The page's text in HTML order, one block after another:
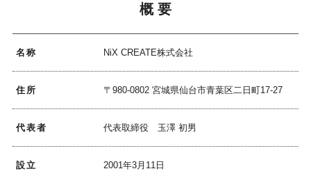
概 要
名称 NiX CREATE株式会社
住所 〒980-0802 宮城県仙台市青葉区二日町17-27
代表者 代表取締役 玉澤 初男
設立 2001年3月11日